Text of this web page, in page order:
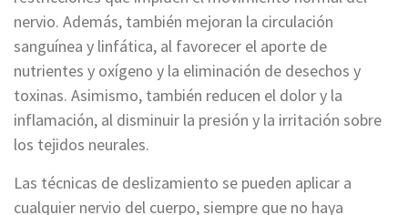
nervio. Además, también mejoran la circulación
sanguínea y linfática, al favorecer el aporte de
nutrientes y oxígeno y la eliminación de desechos y
toxinas. Asimismo, también reducen el dolor y la
inflamación, al disminuir la presión y la irritación sobre
los tejidos neurales.
Las técnicas de deslizamiento se pueden aplicar a
cualquier nervio del cuerpo, siempre que no haya